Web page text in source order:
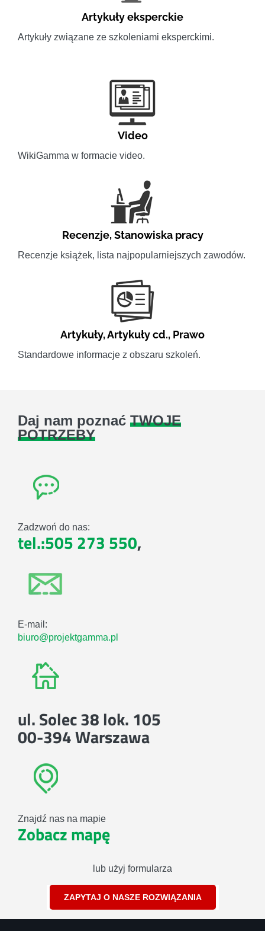
Artykuły eksperckie
Artykuły związane ze szkoleniami eksperckimi.
Video
WikiGamma w formacie video.
Recenzje,Stanowiska pracy
Recenzje książek, lista najpopularniejszych zawodów.
Artykuły,Artykuły cd., Prawo
Standardowe informacje z obszaru szkoleń.
Daj nam poznać TWOJE
POTRZEBY
Zadzwoń do nas:
tel.:505 273 550,
E-mail:
biuro@projektgamma.pl
ul. Solec 38 lok. 105
00-394 Warszawa
Znajdź nas na mapie
Zobacz mapę
lub użyj formularza
ZAPYTAJ O NASZE ROZWIĄZANIA